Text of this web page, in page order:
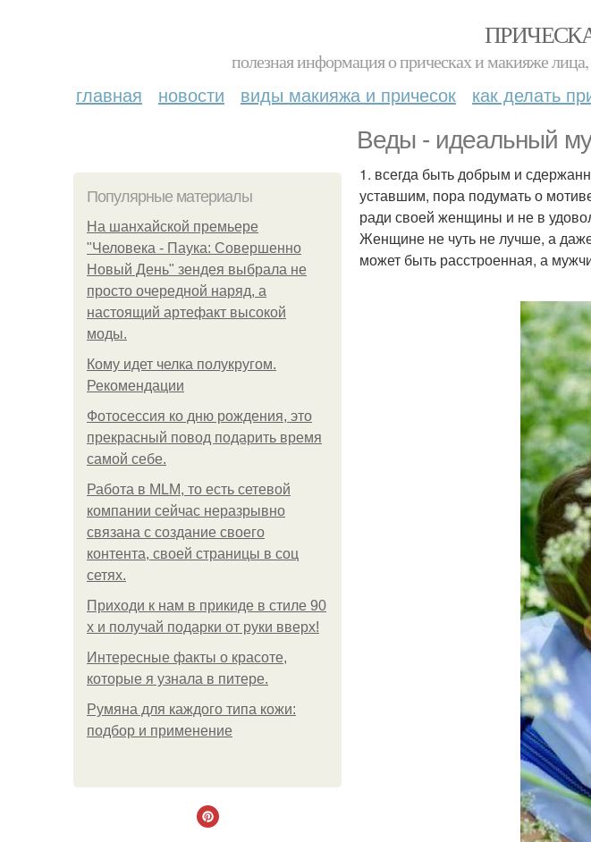
полезная информация о прическах и макияже
главная новости виды макияжа и причесок как делать
Веды - идеальный
Популярные материалы
На шанхайской премьере
"Человека - Паука: Совершенно
Новый День" зендея выбрала не
просто очередной наряд, а
настоящий артефакт высокой
моды.
Кому идет челка полукругом.
Рекомендации
Фотосессия ко дню рождения, это
прекрасный повод подарить время
самой себе.
Работа в MLM, то есть сетевой
компании сейчас неразрывно
связана с создание своего
контента, своей страницы в соц
сетях.
Приходи к нам в прикиде в стиле 90
х и получай подарки от руки вверх!
Интересные факты о красоте,
которые я узнала в питере.
Румяна для каждого типа кожи:
подбор и применение
1. всегда быть добрым и
уставшим, пора подумать о
ради своей женщины и не в
Женщине не чуть не лучше, а
может быть расстроенная, а